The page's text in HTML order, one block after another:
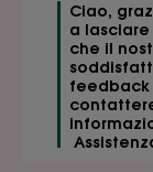
Ciao,
a
che il
feedback